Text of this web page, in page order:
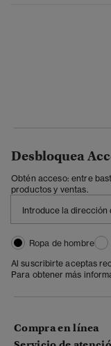
Desbloquea
Obtén acceso: entre
productos y ventas.
Ropa de hombre
Al suscribirte aceptas
Para obtener más
Compra en línea